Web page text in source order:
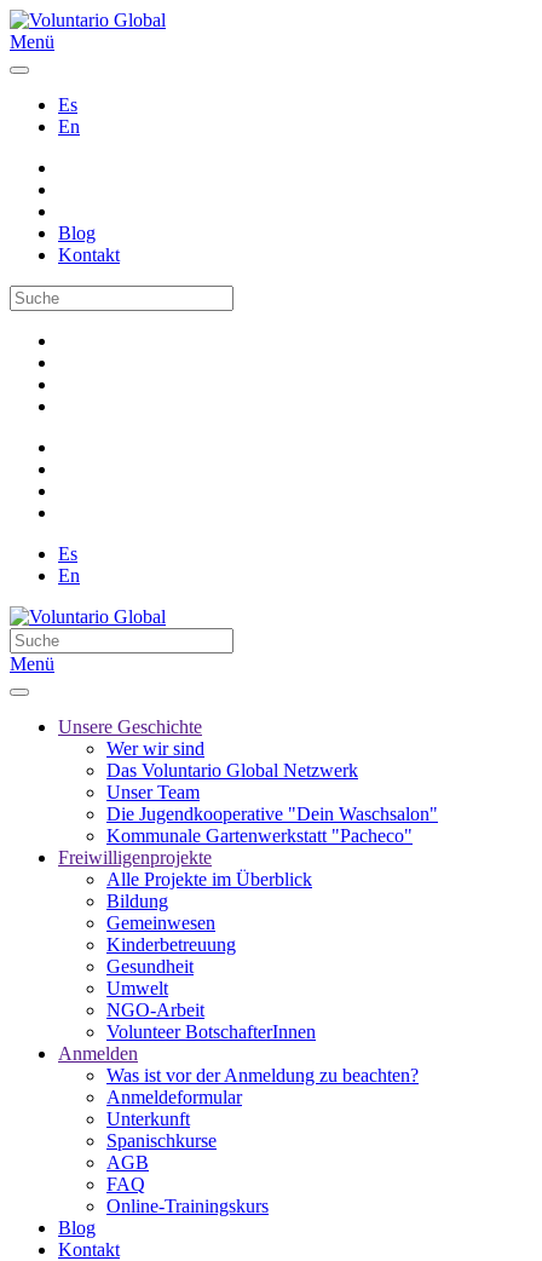
Menü
Es
En
Blog
Kontakt
Es
En
Menü
Unsere Geschichte
Wer wir sind
Das Voluntario Global Netzwerk
Unser Team
Die Jugendkooperative "Dein Waschsalon"
Kommunale Gartenwerkstatt "Pacheco"
Freiwilligenprojekte
Alle Projekte im Überblick
Bildung
Gemeinwesen
Kinderbetreuung
Gesundheit
Umwelt
NGO-Arbeit
Volunteer BotschafterInnen
Anmelden
Was ist vor der Anmeldung zu beachten?
Anmeldeformular
Unterkunft
Spanischkurse
AGB
FAQ
Online-Trainingskurs
Blog
Kontakt